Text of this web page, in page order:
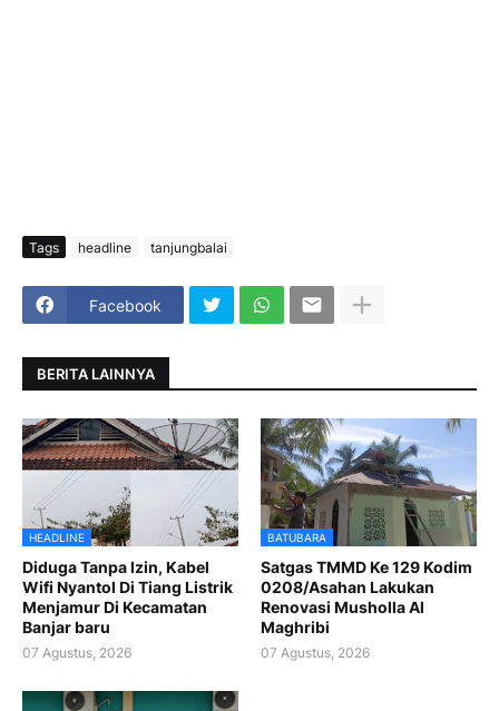
Tags headline tanjungbalai
Facebook
BERITA LAINNYA
HEADLINE
Diduga Tanpa Izin, Kabel
Wifi Nyantol Di Tiang Listrik
Menjamur Di Kecamatan
Banjar baru
07 Agustus, 2026
BATUBARA
Satgas TMMD Ke 129 Kodim
0208/Asahan Lakukan
Renovasi Musholla Al
Maghribi
07 Agustus, 2026